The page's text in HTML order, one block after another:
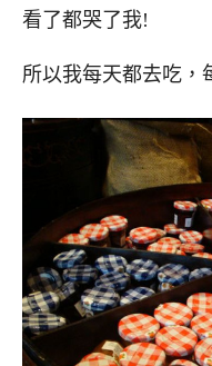
看了都哭了我!
所以我每天都去吃，